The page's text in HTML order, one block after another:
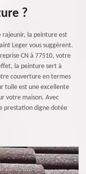
?
rajeunir, la peinture est
Leger vous suggèrent.
CN à 77510, votre
la peinture sert à
couverture en termes
tuile est une excellente
votre maison. Avec
prestation digne dotée